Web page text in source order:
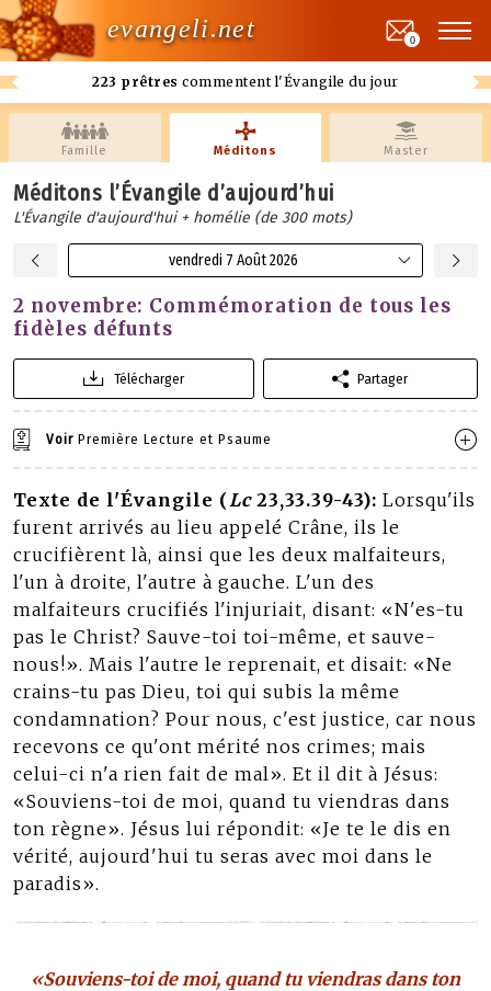
evangeli.net
223 prêtres commentent l'Évangile du jour
0
Famille Méditons Master
Méditons l’Évangile d’aujourd’hui
L'Évangile d'aujourd'hui + homélie (de 300 mots)
vendredi 7 Août 2026
2 novembre: Commémoration de tous les
fidèles défunts
Télécharger Partager
Voir Première Lecture et Psaume
Texte de l'Évangile (Lc23,33.39-43): Lorsqu'ils
furent arrivés au lieu appelé Crâne, ils le
crucifièrent là, ainsi que les deux malfaiteurs,
l'un à droite, l'autre à gauche. L'un des
malfaiteurs crucifiés l'injuriait, disant: «N'es-tu
pas le Christ? Sauve-toi toi-même, et sauve-
nous!». Mais l'autre le reprenait, et disait: «Ne
crains-tu pas Dieu, toi qui subis la même
condamnation? Pour nous, c'est justice, car nous
recevons ce qu'ont mérité nos crimes; mais
celui-ci n'a rien fait de mal». Et il dit à Jésus:
«Souviens-toi de moi, quand tu viendras dans
ton règne». Jésus lui répondit: «Je te le dis en
vérité, aujourd'hui tu seras avec moi dans le
paradis».
«Souviens-toi de moi, quand tu viendras dans ton